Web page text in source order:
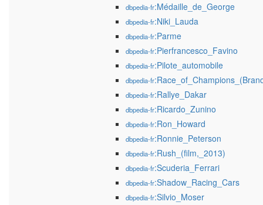
dbpedia-fr:Médaille_de_George
dbpedia-fr:Niki_Lauda
dbpedia-fr:Parme
dbpedia-fr:Pierfrancesco_Favino
dbpedia-fr:Pilote_automobile
dbpedia-fr
dbpedia-fr:Rallye_Dakar
dbpedia-fr:Ricardo_Zunino
dbpedia-fr:Ron_Howard
dbpedia-fr:Ronnie_Peterson
dbpedia-fr:Rush_(film,_2013)
dbpedia-fr:Scuderia_Ferrari
dbpedia-fr:Shadow_Racing_Cars
dbpedia-fr:Silvio_Moser